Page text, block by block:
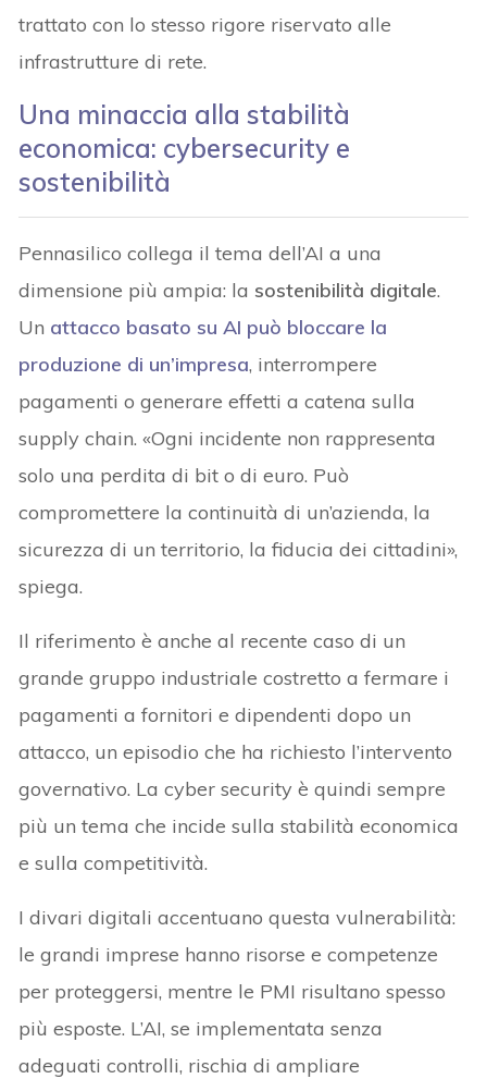
trattato con lo stesso rigore riservato alle
infrastrutture di rete.
Una minaccia alla stabilità
economica: cybersecurity e
sostenibilità
Pennasilico collega il tema dell’AI a una
dimensione più ampia: la sostenibilità digitale.
Un attacco basato su AI può bloccare la
produzione di un’impresa, interrompere
pagamenti o generare effetti a catena sulla
supply chain. «Ogni incidente non rappresenta
solo una perdita di bit o di euro. Può
compromettere la continuità di un’azienda, la
sicurezza di un territorio, la fiducia dei cittadini»,
spiega.
Il riferimento è anche al recente caso di un
grande gruppo industriale costretto a fermare i
pagamenti a fornitori e dipendenti dopo un
attacco, un episodio che ha richiesto l’intervento
governativo. La cyber security è quindi sempre
più un tema che incide sulla stabilità economica
e sulla competitività.
I divari digitali accentuano questa vulnerabilità:
le grandi imprese hanno risorse e competenze
per proteggersi, mentre le PMI risultano spesso
più esposte. L’AI, se implementata senza
adeguati controlli, rischia di ampliare